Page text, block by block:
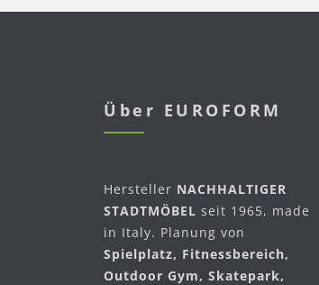
Über EUROFORM
Hersteller NACHHALTIGER
STADTMÖBEL seit 1965, made
in Italy. Planung von
Spielplatz, Fitnessbereich,
Outdoor Gym, Skatepark,